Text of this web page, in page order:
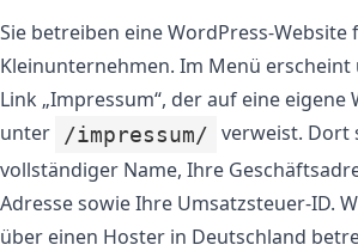
Sie betreiben eine WordPress-Website
Kleinunternehmen. Im Menü
Link „Impressum“, der auf eine eigene
unter
/impressum/ verweist. Dort
vollständiger Name, Ihre
Adresse sowie Ihre Umsatzsteuer-ID.
über einen Hoster in Deutschland